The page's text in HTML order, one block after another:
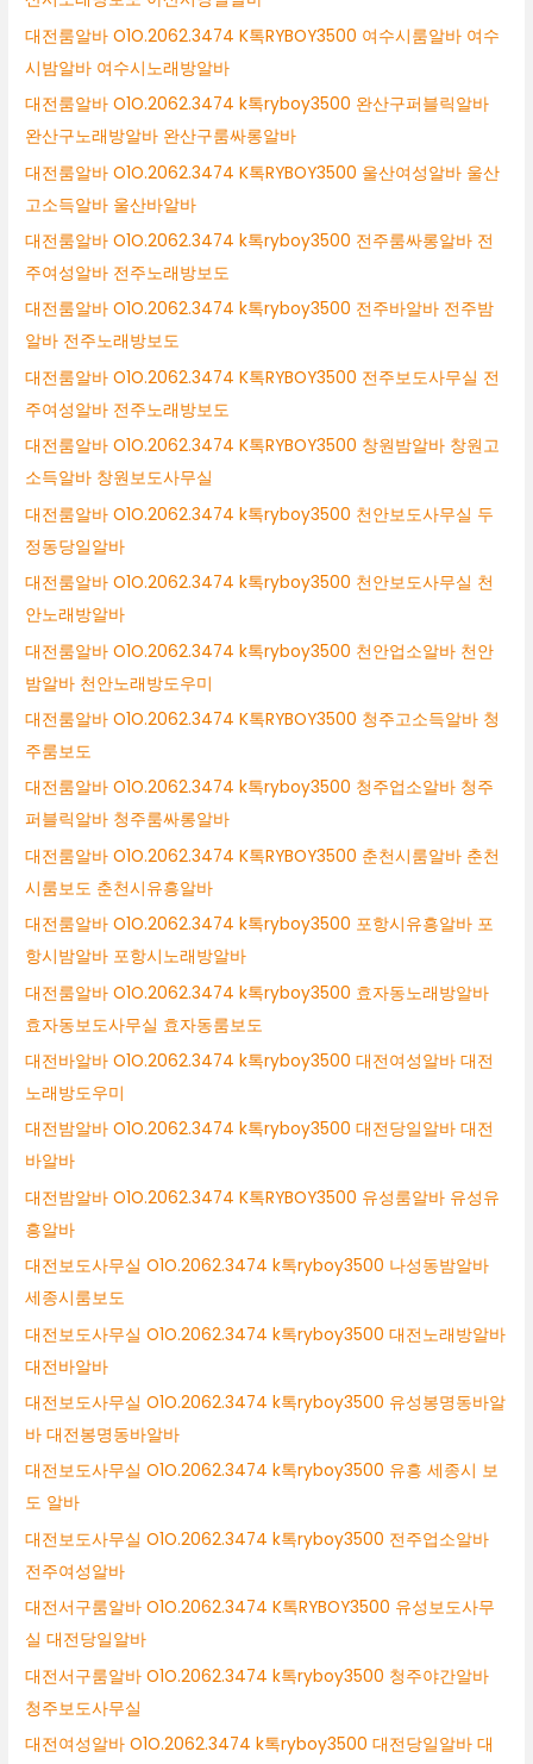
대전룸알바 O1O.2062.3474 K톡RYBOY3500 여수시룸알바 여수
시밤알바 여수시노래방알바
대전룸알바 O1O.2062.3474 k톡ryboy3500 완산구퍼블릭알바
완산구노래방알바 완산구룸싸롱알바
대전룸알바 O1O.2062.3474 K톡RYBOY3500 울산여성알바 울산
고소득알바 울산바알바
대전룸알바 O1O.2062.3474 k톡ryboy3500 전주룸싸롱알바 전
주여성알바 전주노래방보도
대전룸알바 O1O.2062.3474 k톡ryboy3500 전주바알바 전주밤
알바 전주노래방보도
대전룸알바 O1O.2062.3474 K톡RYBOY3500 전주보도사무실 전
주여성알바 전주노래방보도
대전룸알바 O1O.2062.3474 K톡RYBOY3500 창원밤알바 창원고
소득알바 창원보도사무실
대전룸알바 O1O.2062.3474 k톡ryboy3500 천안보도사무실 두
정동당일알바
대전룸알바 O1O.2062.3474 k톡ryboy3500 천안보도사무실 천
안노래방알바
대전룸알바 O1O.2062.3474 k톡ryboy3500 천안업소알바 천안
밤알바 천안노래방도우미
대전룸알바 O1O.2062.3474 K톡RYBOY3500 청주고소득알바 청
주룸보도
대전룸알바 O1O.2062.3474 k톡ryboy3500 청주업소알바 청주
퍼블릭알바 청주룸싸롱알바
대전룸알바 O1O.2062.3474 K톡RYBOY3500 춘천시룸알바 춘천
시룸보도 춘천시유흥알바
대전룸알바 O1O.2062.3474 k톡ryboy3500 포항시유흥알바 포
항시밤알바 포항시노래방알바
대전룸알바 O1O.2062.3474 k톡ryboy3500 효자동노래방알바
효자동보도사무실 효자동룸보도
대전바알바 O1O.2062.3474 k톡ryboy3500 대전여성알바 대전
노래방도우미
대전밤알바 O1O.2062.3474 k톡ryboy3500 대전당일알바 대전
바알바
대전밤알바 O1O.2062.3474 K톡RYBOY3500 유성룸알바 유성유
흥알바
대전보도사무실 O1O.2062.3474 k톡ryboy3500 나성동밤알바
세종시룸보도
대전보도사무실 O1O.2062.3474 k톡ryboy3500 대전노래방알바
대전바알바
대전보도사무실 O1O.2062.3474 k톡ryboy3500 유성봉명동바알
바 대전봉명동바알바
대전보도사무실 O1O.2062.3474 k톡ryboy3500 유흥 세종시 보
도 알바
대전보도사무실 O1O.2062.3474 k톡ryboy3500 전주업소알바
전주여성알바
대전서구룸알바 O1O.2062.3474 K톡RYBOY3500 유성보도사무
실 대전당일알바
대전서구룸알바 O1O.2062.3474 k톡ryboy3500 청주야간알바
청주보도사무실
대전여성알바 O1O.2062.3474 k톡ryboy3500 대전당일알바 대